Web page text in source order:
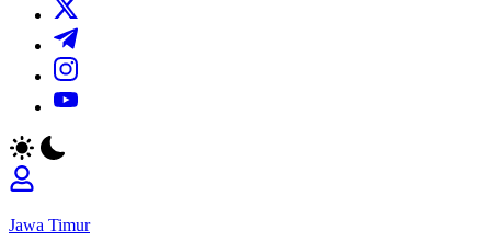
https://t.me/
https://www.instagram.com/
https://youtube.com/
Jawa Timur